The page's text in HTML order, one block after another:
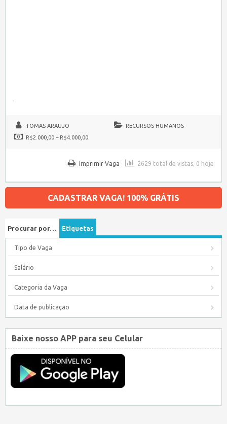
.
TOMAS ARAUJO
RECURSOS HUMANOS
R$2.000,00 – R$4.000,00
2629 total de vistas, 0 hoje
Imprimir Vaga
CADASTRAR VAGA! 100% GRÁTIS
Procurar por… Etiquetas
Tipo de Vaga
Salário
Categoria da Vaga
Data de publicação
Baixe nosso APP para seu Celular